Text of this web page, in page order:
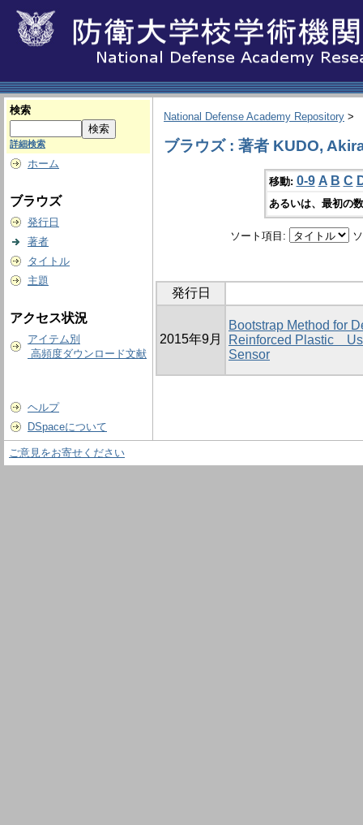
検索
詳細検索
ホーム
ブラウズ
発行日
著者
タイトル
主題
アクセス状況
アイテム別
高頻度ダウンロード文献
ヘルプ
DSpaceについて
National Defense Academy Repository >
ブラウズ : 著者 KUDO,
移動: 0-9 A B C
あるいは、最初の
ソート項目:
発行日
2015年9月
Bootstrap Method for
Reinforced Plastic
Sensor
ご意見をお寄せください